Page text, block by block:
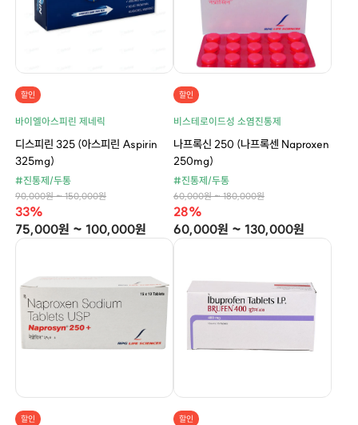
할인
바이엘아스피린 제네릭
디스피린 325 (아스피린 Aspirin
325mg)
#진통제/두통
90,000원 ~ 150,000원
33%
75,000원 ~ 100,000원
할인
비스테로이드성 소염진통제
나프록신 250 (나프록센 Naproxen
250mg)
#진통제/두통
60,000원 ~ 180,000원
28%
60,000원 ~ 130,000원
할인 할인